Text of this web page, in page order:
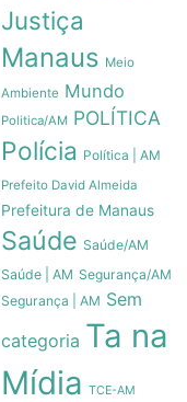
Justiça
Manaus Meio
Ambiente Mundo
Politica/AM POLÍTICA
Polícia Política | AM
Prefeito David Almeida
Prefeitura de Manaus
Saúde Saúde/AM
Saúde | AM Segurança/AM
Segurança | AM Sem
categoria Ta na
Mídia TCE-AM